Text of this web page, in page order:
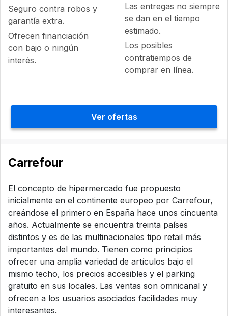
Seguro contra robos y
garantía extra.
Ofrecen financiación
con bajo o ningún
interés.
Las entregas no siempre
se dan en el tiempo
estimado.
Los posibles
contratiempos de
comprar en línea.
Ver ofertas
Carrefour
El concepto de hipermercado fue propuesto
inicialmente en el continente europeo por Carrefour,
creándose el primero en España hace unos cincuenta
años. Actualmente se encuentra treinta países
distintos y es de las multinacionales tipo retail más
importantes del mundo. Tienen como principios
ofrecer una amplia variedad de artículos bajo el
mismo techo, los precios accesibles y el parking
gratuito en sus locales. Las ventas son omnicanal y
ofrecen a los usuarios asociados facilidades muy
interesantes.